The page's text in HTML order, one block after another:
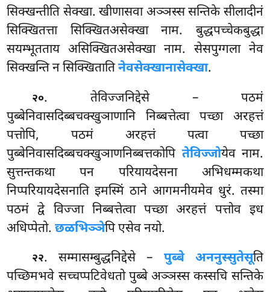
सिक्खन्तीति सेक्खा. खीणासवा अञ्ञस्स सन्तिके सीलादीनं
सिक्खितत्ता सिक्खितअसेक्खा नाम. बुद्धपच्चेकबुद्धा
सयम्भूतताय असिक्खितअसेक्खा नाम. सेसपुग्गला नेव
सिक्खन्ति न सिक्खितातिनेवसेक्खानासेक्खा.
२०. तेविज्जनिद्देसे – पठमं
पुब्बेनिवासदिब्बचक्खुञाणानि निब्बत्तेत्वा पच्छा अरहत्तं
पत्तोपि, पठमं अरहत्तं पत्वा पच्छा
पुब्बेनिवासदिब्बचक्खुञाणनिब्बत्तकोपि तेविज्जोयेव नाम.
सुत्तन्तकथा पन परियायदेसना अभिधम्मकथा
निप्परियायदेसनाति इमस्मिं ठाने आगमनीयमेव धुरं. तस्मा
पठमं द्वे विज्जा निब्बत्तेत्वा पच्छा अरहत्तं पत्तोव इध
अधिप्पेतो.छळभिञ्ञेपि एसेव नयो.
२२. सम्मासम्बुद्धनिद्देसे– पुब्बे अननुस्सुतेसूति
पच्छिमभवे सच्चप्पटिवेधतो पुब्बे अञ्ञस्सकस्सचि सन्तिके